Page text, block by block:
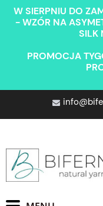
W SIERPNIU DO
- WZÓR NA
SILK
PROMOCJA